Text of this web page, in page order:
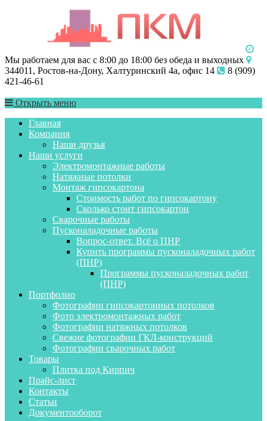
Мы работаем для вас с 8:00 до 18:00 без обеда и выходных
344011, Ростов-на-Дону, Халтуринский 4а, офис 14
8 (909)
421-46-61
Открыть меню
Главная
Компания
Наши друзья
Наши услуги
Электромонтажные работы
Натяжные потолки
Монтаж гипсокартона
Стоимость работ по гипсокартону
Сколько стоит гипсокартон
Сварочные работы
Пусконаладочные работы
Вопрос-ответ. Всё о ПНР
Купить программы пусконаладочных работ
(ПНР)
Программы пусконаладочных работ
(ПНР)
Портфолио
Фотографии гипсокартонных потолков
Фото электромонтажных работ
Фотографии натяжных потолков
Свежие фотографии ГКЛ-конструкций
Фотографии сварочных работ
Товары
Плитка под Кирпич
Прайс-лист
Контакты
Статьи
Документооборот